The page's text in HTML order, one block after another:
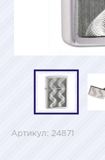
Артикул: 24871